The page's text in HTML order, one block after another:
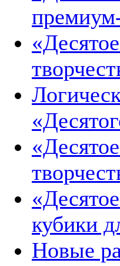
кубики
Новые